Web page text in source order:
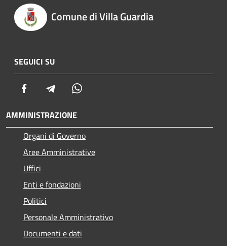
Comune di Villa Guardia
SEGUICI SU
Facebook Telegram
AMMINISTRAZIONE
Organi di Governo
Aree Amministrative
Uffici
Enti e fondazioni
Politici
Personale Amministrativo
Documenti e dati